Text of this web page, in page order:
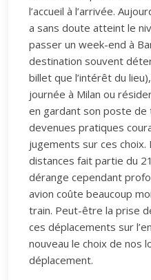
l’accueil à l’arrivée.
a sans doute atteint le
passer un week-end à
destination souvent
billet que l’intérêt du
journée à Milan ou
en gardant son poste de
devenues pratiques
jugements sur ces choix.
distances fait partie du
dérange cependant
avion coûte beaucoup
train. Peut-être la prise
ces déplacements sur
nouveau le choix de nos
déplacement.